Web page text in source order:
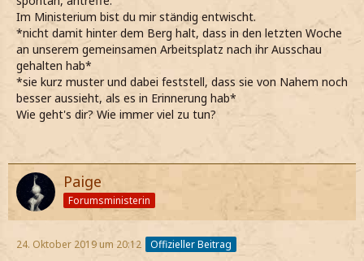
Im Ministerium bist du mir ständig entwischt.
*nicht damit hinter dem Berg halt, dass in den letzten Woche
an unserem gemeinsamen Arbeitsplatz nach ihr Ausschau
gehalten hab*
*sie kurz muster und dabei feststell, dass sie von Nahem noch
besser aussieht, als es in Erinnerung hab*
Wie geht's dir? Wie immer viel zu tun?
Paige
Forumsministerin
24. Oktober 2019 um 20:12 Offizieller Beitrag